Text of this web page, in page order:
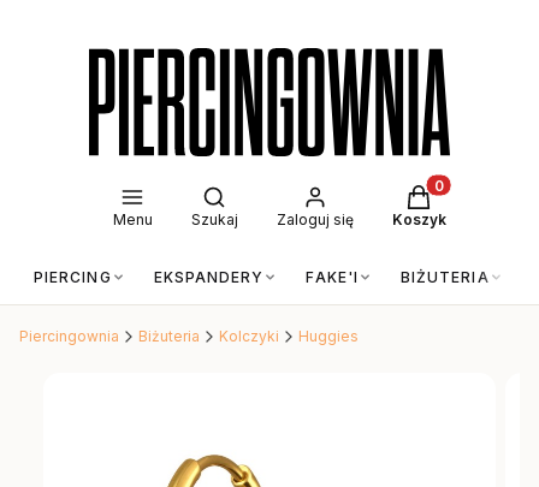
Menu
Otwórz wyszukiwarkę
Szukaj Zaloguj się
Produkty w
Koszyk
PIERCING EKSPANDERY FAKE'I BIŻUTERIA
Piercingownia Biżuteria Kolczyki Huggies